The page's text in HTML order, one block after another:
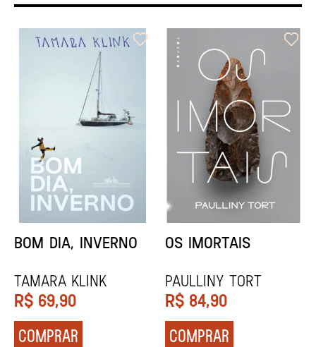
ORIXÁS
REGINALDO PRANDI
R$ 79,90
COMPRAR
ORAÇÃO PARA
Socorro Acioli
R$ 74,90
COMPRAR